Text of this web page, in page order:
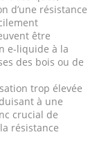
d’une résistance
être
e-liquide à la
des bois ou de
trop élevée
à une
crucial de
résistance